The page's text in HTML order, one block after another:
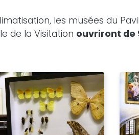
les musées du
de la Visitation ouvriront de